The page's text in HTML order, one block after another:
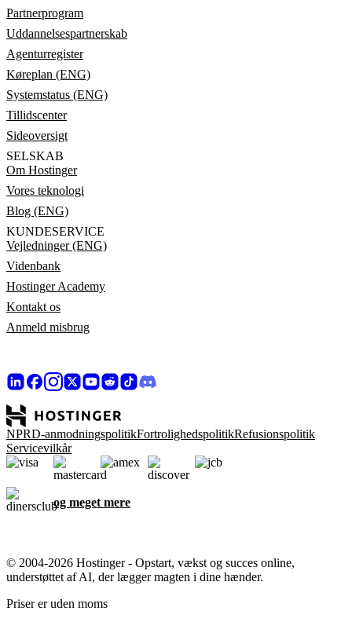
Partnerprogram
Uddannelsespartnerskab
Agenturregister
Køreplan (ENG)
Systemstatus (ENG)
Tillidscenter
Sideoversigt
SELSKAB
Om Hostinger
Vores teknologi
Blog (ENG)
KUNDESERVICE
Vejledninger (ENG)
Videnbank
Hostinger Academy
Kontakt os
Anmeld misbrug
NPRD-anmodningspolitikFortrolighedspolitikRefusionspolitik
Servicevilkår
og meget mere
© 2004-2026 Hostinger - Opstart, vækst og succes online,
understøttet af AI, der lægger magten i dine hænder.
Priser er uden moms